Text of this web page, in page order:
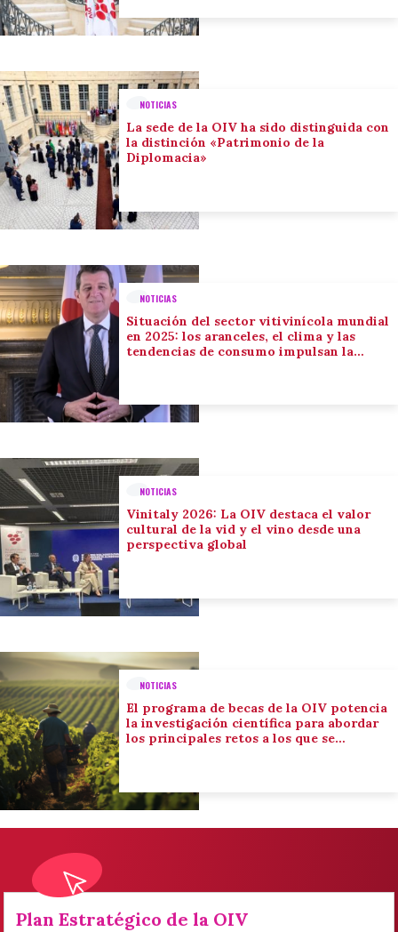
NOTICIAS
La sede de la OIV ha sido distinguida con
la distinción «Patrimonio de la
Diplomacia»
NOTICIAS
Situación del sector vitivinícola mundial
en 2025: los aranceles, el clima y las
tendencias de consumo impulsan la
NOTICIAS
Vinitaly 2026: La OIV destaca el valor
cultural de la vid y el vino desde una
perspectiva global
NOTICIAS
El programa de becas de la OIV potencia
la investigación científica para abordar
los principales retos a los que se
Plan Estratégico de la OIV